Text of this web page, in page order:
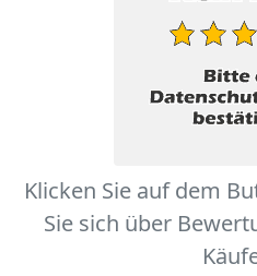
Klicken Sie auf dem
Sie sich über